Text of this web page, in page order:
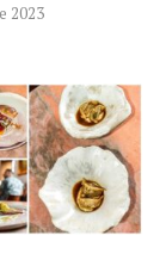
2023